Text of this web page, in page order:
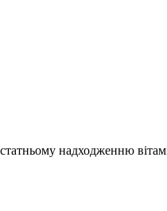
надходженню